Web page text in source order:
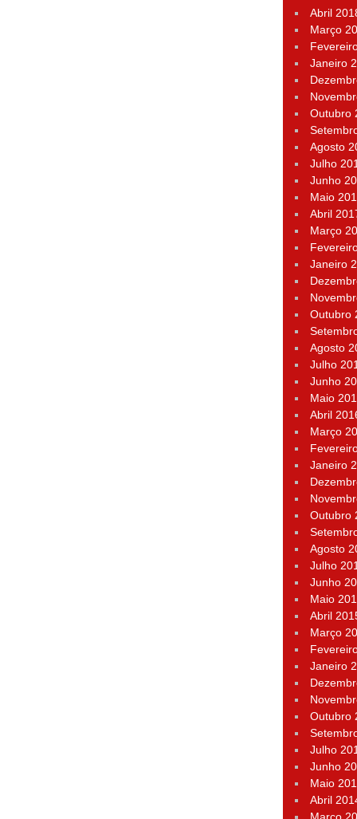
Abril
Março
Janeiro
Outubro
Agosto
Julho
Junho
Maio
Abril
Março
Janeiro
Outubro
Agosto
Julho
Junho
Maio
Abril
Março
Janeiro
Outubro
Agosto
Julho
Junho
Maio
Abril
Março
Janeiro
Outubro
Julho
Junho
Maio
Abril